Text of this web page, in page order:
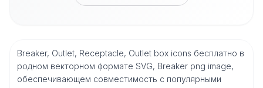
Breaker, Outlet, Receptacle, Outlet box icons бесплатно в
родном векторном формате SVG, Breaker png image,
обеспечивающем совместимость с популярными